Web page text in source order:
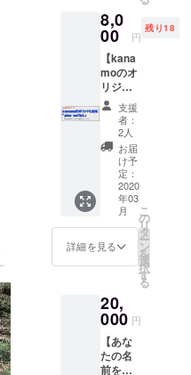
ん。
お送り
しま
す。
カード
8〜10枚
が収納
可能
で、本
体サイ
ズは
65×95×
4.5mm
と非常
にコン
パクト
な作り
になっ
のた
め、サ
イズ・
デザイ
ン・カ
8,0
00 円
残り18
【kana
moのオ
リジナ
ル財布
「pico
wallet」
】 レ
ザーク
ラフト
が趣味
kanam
oが作っ
た
「Ppico
wallet」
りしま
す。 ・
お札約5
枚 ・
カード
約1〜5
支援
者：
2人
お届
け予
定：
2020
年03
月
詳細を見る
こ
の
リ
タ
ー
ン
を
選
択
す
る
20,
000 円
【あな
たの名
前をプ